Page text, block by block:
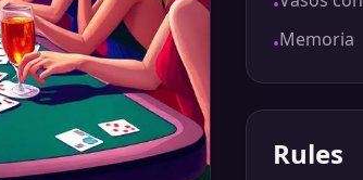
•Memoria
Rules